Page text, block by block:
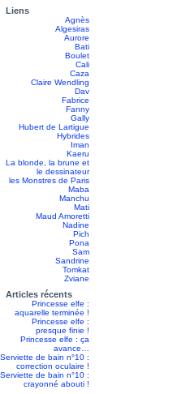
Liens
Agnès
Algesiras
Aurore
Bati
Boulet
Cali
Caza
Claire Wendling
Dav
Fabrice
Fanny
Gally
Hubert de Lartigue
Hybrides
Iman
Kaeru
La blonde, la brune et
le dessinateur
les Monstres de Paris
Maba
Manchu
Mati
Maud Amoretti
Nadine
Pich
Pona
Sam
Sandrine
Tomkat
Zviane
Articles récents
Princesse elfe :
aquarelle terminée !
Princesse elfe :
presque finie !
Princesse elfe : ça
avance…
Serviette de bain n°10 :
correction oculaire !
Serviette de bain n°10 :
crayonné abouti !